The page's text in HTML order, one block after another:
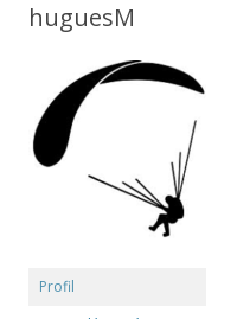
huguesM
Profil